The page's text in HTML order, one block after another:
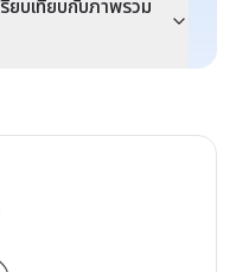
ยบเทียบกับภาพรวม